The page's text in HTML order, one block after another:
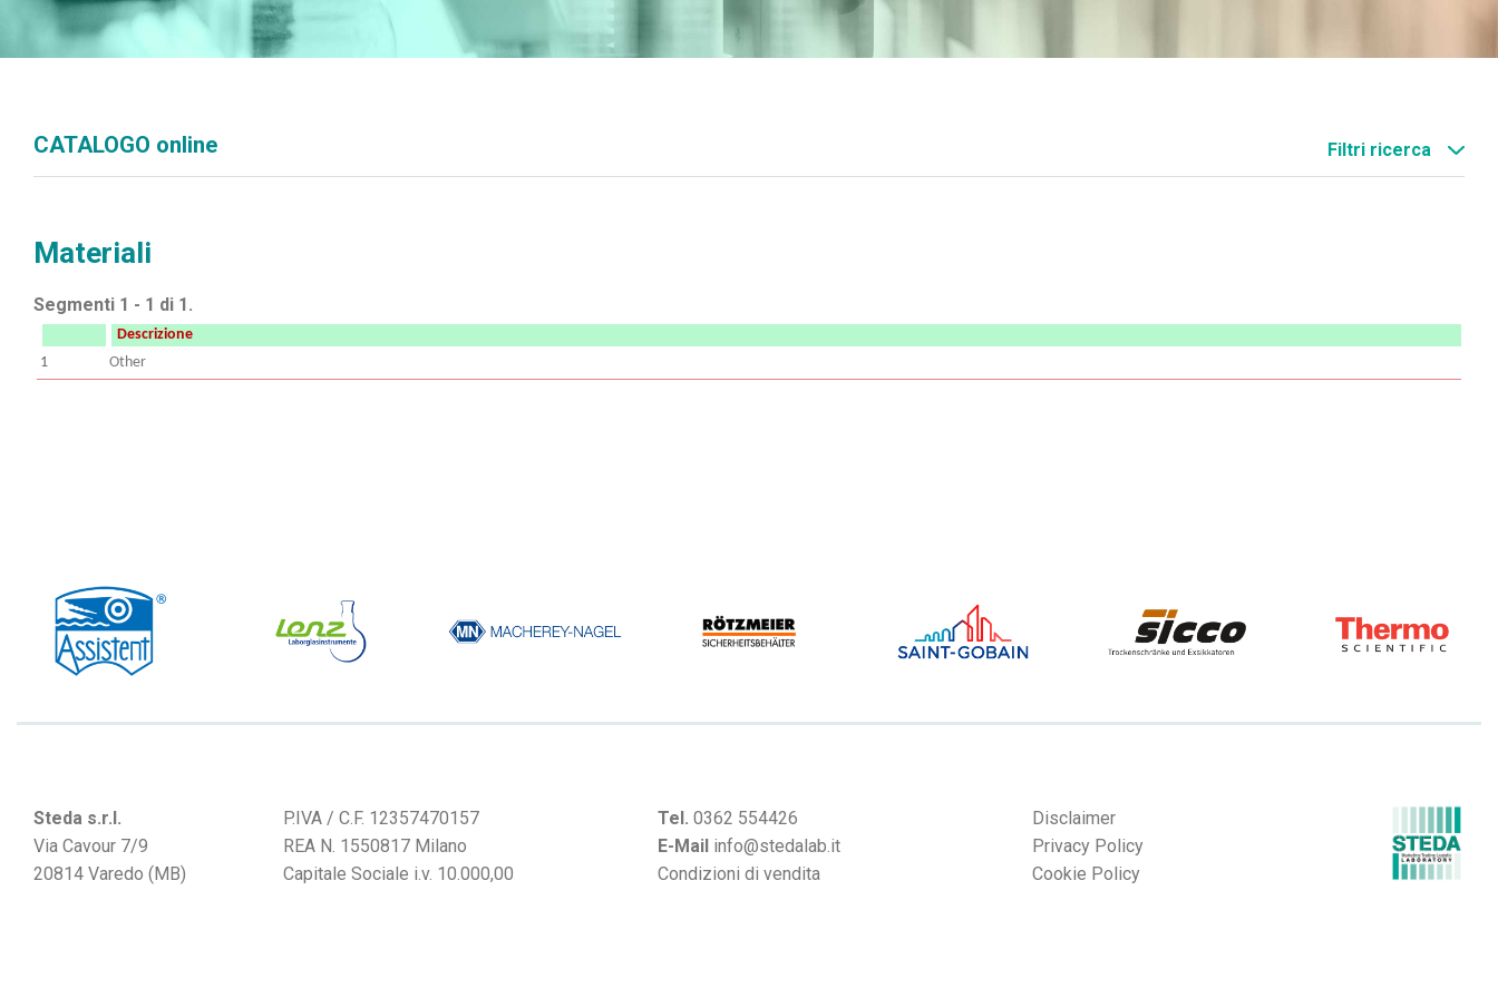
CATALOGO online Filtri ricerca
Materiali
Segmenti 1 - 1 di 1.
Descrizione
1
Other
Steda s.r.l.
Via Cavour 7/9
20814 Varedo (MB)
P.IVA / C.F. 12357470157
REA N. 1550817 Milano
Capitale Sociale i.v. 10.000,00
Tel. 0362 554426
E-Mail info@stedalab.it
Condizioni di vendita
Disclaimer
Privacy Policy
Cookie Policy